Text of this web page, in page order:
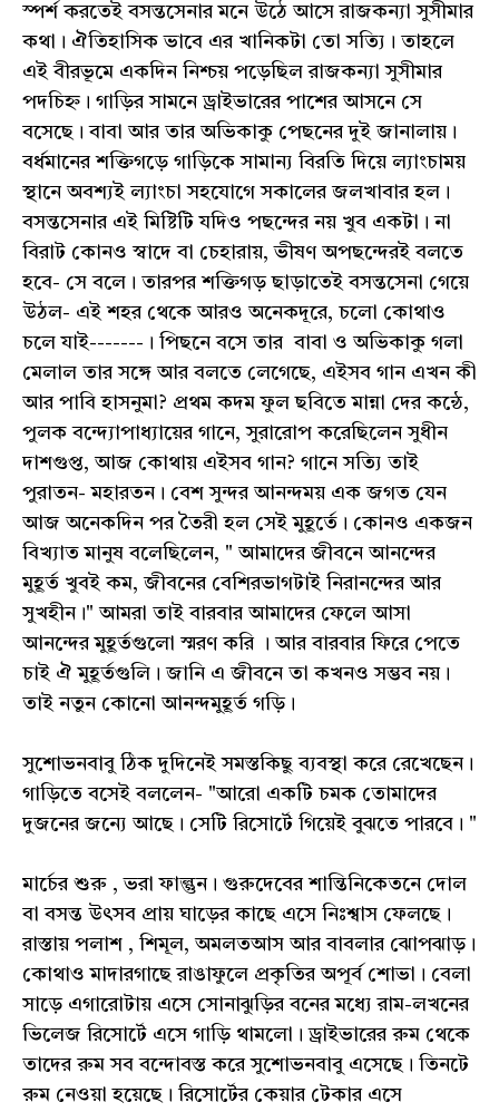
স্পর্শ করতেই বসন্তসেনার মনে উঠে আসে রাজকন্যা সুসীমার
কথা। ঐতিহাসিক ভাবে এর খানিকটা তো সত্যি। তাহলে
এই বীরভূমে একদিন নিশ্চয় পড়েছিল রাজকন্যা সুসীমার
পদচিহ্ন। গাড়ির সামনে ড্রাইভারের পাশের আসনে সে
বসেছে। বাবা আর তার অভিকাকু পেছনের দুই জানালায়।
বর্ধমানের শক্তিগড়ে গাড়িকে সামান্য বিরতি দিয়ে ল্যাংচাময়
স্থানে অবশ্যই ল্যাংচা সহযোগে সকালের জলখাবার হল।
বসন্তসেনার এই মিষ্টিটি যদিও পছন্দের নয় খুব একটা। না
বিরাট কোনও স্বাদে বা চেহারায়, ভীষণ অপছন্দেরই বলতে
হবে- সে বলে। তারপর শক্তিগড় ছাড়াতেই বসন্তসেনা গেয়ে
উঠল- এই শহর থেকে আরও অনেকদূরে, চলো কোথাও
চলে যাই-------। পিছনে বসে তার বাবা ও অভিকাকু গলা
মেলাল তার সঙ্গে আর বলতে লেগেছে, এইসব গান এখন কী
আর পাবি হাসনুমা? প্রথম কদম ফুল ছবিতে মান্না দের কন্ঠে,
পুলক বন্দ্যোপাধ্যায়ের গানে, সুরারোপ করেছিলেন সুধীন
দাশগুপ্ত, আজ কোথায় এইসব গান? গানে সত্যি তাই
পুরাতন- মহারতন। বেশ সুন্দর আনন্দময় এক জগত যেন
আজ অনেকদিন পর তৈরী হল সেই মুহূর্তে। কোনও একজন
বিখ্যাত মানুষ বলেছিলেন, " আমাদের জীবনে আনন্দের
মুহূর্ত খুবই কম, জীবনের বেশিরভাগটাই নিরানন্দের আর
সুখহীন।" আমরা তাই বারবার আমাদের ফেলে আসা
আনন্দের মুহূর্তগুলো স্মরণ করি । আর বারবার ফিরে পেতে
চাই ঐ মুহূর্তগুলি। জানি এ জীবনে তা কখনও সম্ভব নয়।
তাই নতুন কোনো আনন্দমুহূর্ত গড়ি।
সুশোভনবাবু ঠিক দুদিনেই সমস্তকিছু ব্যবস্থা করে রেখেছেন।
গাড়িতে বসেই বললেন- "আরো একটি চমক তোমাদের
দুজনের জন্যে আছে। সেটি রিসোর্টে গিয়েই বুঝতে পারবে। "
মার্চের শুরু , ভরা ফাল্গুন। গুরুদেবের শান্তিনিকেতনে দোল
বা বসন্ত উৎসব প্রায় ঘাড়ের কাছে এসে নিঃশ্বাস ফেলছে।
রাস্তায় পলাশ , শিমূল, অমলতআস আর বাবলার ঝোপঝাড়।
কোথাও মাদারগাছে রাঙাফুলে প্রকৃতির অপূর্ব শোভা। বেলা
সাড়ে এগারোটায় এসে সোনাঝুড়ির বনের মধ্যে রাম-লখনের
ভিলেজ রিসোর্টে এসে গাড়ি থামলো। ড্রাইভারের রুম থেকে
তাদের রুম সব বন্দোবস্ত করে সুশোভনবাবু এসেছে। তিনটে
রুম নেওয়া হয়েছে। রিসোর্টের কেয়ার টেকার এসে